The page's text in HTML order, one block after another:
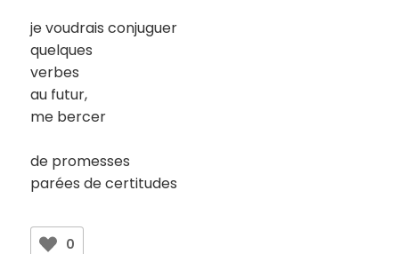
je voudrais conjuguer
quelques
verbes
au futur,
me bercer
de promesses
parées de certitudes
0